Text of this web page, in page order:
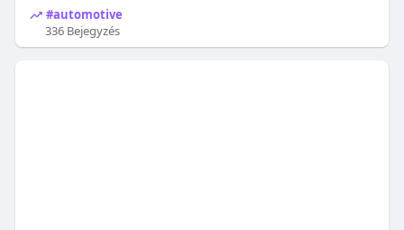
#automotive
336 Bejegyzés